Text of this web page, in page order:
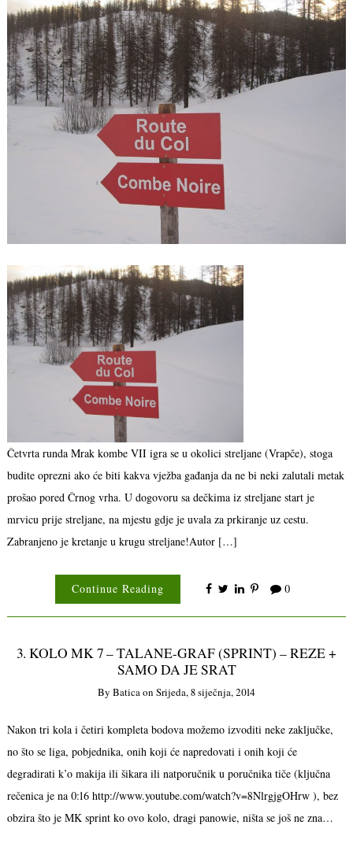
Četvrta runda Mrak kombe VII igra se u okolici streljane (Vrapče), stoga
budite oprezni ako će biti kakva vježba gađanja da ne bi neki zalutali metak
prošao pored Črnog vrha. U dogovoru sa dečkima iz streljane start je
mrvicu prije streljane, na mjestu gdje je uvala za prkiranje uz cestu.
Zabranjeno je kretanje u krugu streljane!Autor […]
Continue Reading 0
3. KOLO MK 7 – TALANE-GRAF (SPRINT) – REZE +
SAMO DA JE SRAT
By Batica on Srijeda, 8 siječnja, 2014
Nakon tri kola i četiri kompleta bodova možemo izvoditi neke zaključke,
no što se liga, pobjednika, onih koji će napredovati i onih koji će
degradirati k’o makija ili šikara ili natporučnik u poručnika tiče (ključna
rečenica je na 0:16 http://www.youtube.com/watch?v=8NlrgjgOHrw ), bez
obzira što je MK sprint ko ovo kolo, dragi panowie, ništa se još ne zna…